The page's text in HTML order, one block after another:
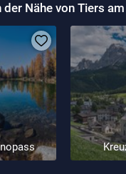
Nähe von Tiers